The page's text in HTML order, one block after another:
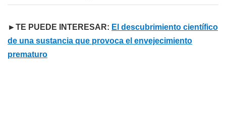
►TE PUEDE INTERESAR: El descubrimiento científico
de una sustancia que provoca el envejecimiento
prematuro